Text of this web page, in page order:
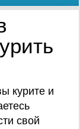
курите и
свой